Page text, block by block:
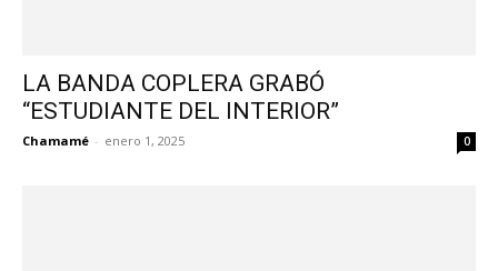
LA BANDA COPLERA GRABÓ
“ESTUDIANTE DEL INTERIOR”
Chamamé - enero 1, 2025 0